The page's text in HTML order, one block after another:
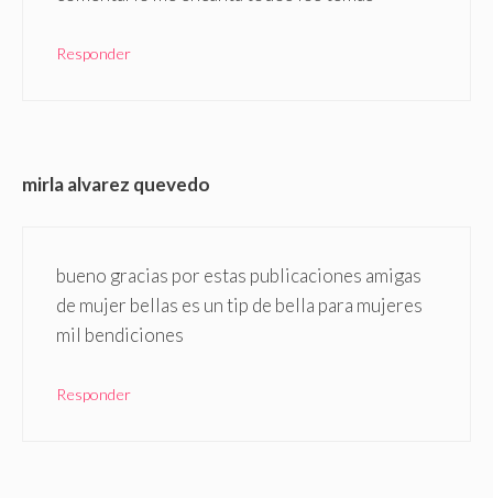
Responder
mirla alvarez quevedo
bueno gracias por estas publicaciones amigas
de mujer bellas es un tip de bella para mujeres
mil bendiciones
Responder